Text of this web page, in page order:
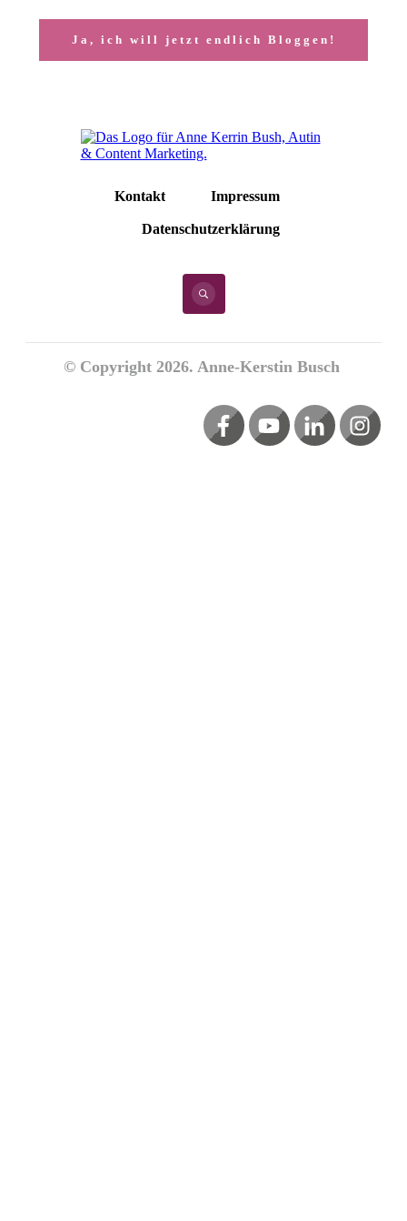
Ja, ich will jetzt endlich Bloggen!
Kontakt Impressum
Datenschutzerklärung
© Copyright 2026. Anne-Kerstin Busch